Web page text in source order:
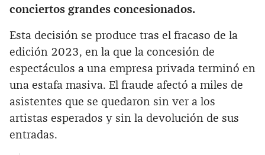
conciertos grandes concesionados.
Esta decisión se produce tras el fracaso de la
edición 2023, en la que la concesión de
espectáculos a una empresa privada terminó en
una estafa masiva. El fraude afectó a miles de
asistentes que se quedaron sin ver a los
artistas esperados y sin la devolución de sus
entradas.